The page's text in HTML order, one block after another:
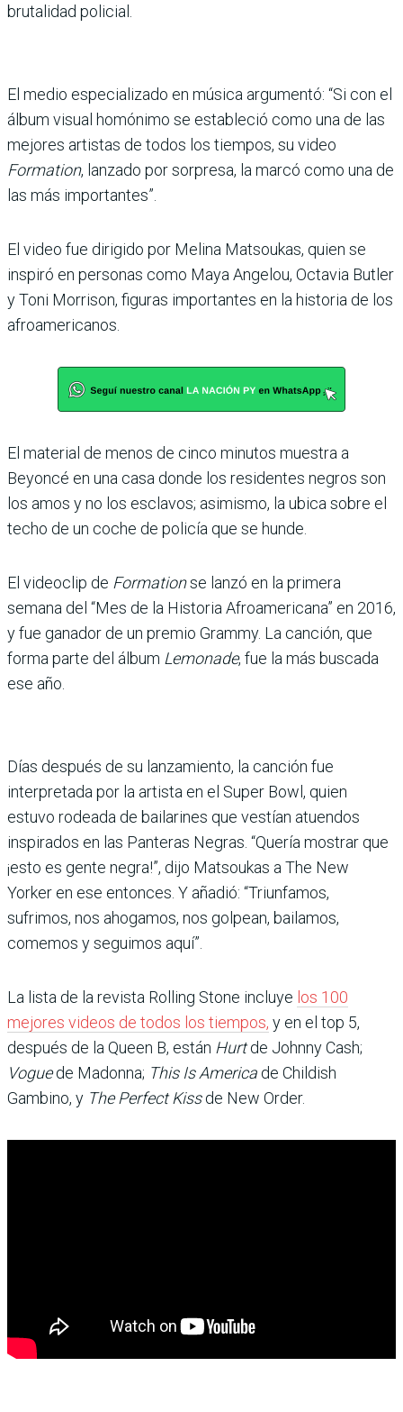
brutalidad policial.
El medio especializado en música argumentó: “Si con el
álbum visual homónimo se estableció como una de las
mejores artistas de todos los tiempos, su video
Formation, lanzado por sorpresa, la marcó como una de
las más importantes”.
El video fue dirigido por Melina Matsoukas, quien se
inspiró en personas como Maya Angelou, Octavia Butler
y Toni Morrison, figuras importantes en la historia de los
afroamericanos.
El material de menos de cinco minutos muestra a
Beyoncé en una casa donde los residentes negros son
los amos y no los esclavos; asimismo, la ubica sobre el
techo de un coche de policía que se hunde.
El videoclip de Formationse lanzó en la primera
semana del “Mes de la Historia Afroamericana” en 2016,
y fue ganador de un premio Grammy. La canción, que
forma parte del álbum Lemonade, fue la más buscada
ese año.
Días después de su lanzamiento, la canción fue
interpretada por la artista en el Super Bowl, quien
estuvo rodeada de bailarines que vestían atuendos
inspirados en las Panteras Negras. “Quería mostrar que
¡esto es gente negra!”, dijo Matsoukas a The New
Yorker en ese entonces. Y añadió: “Triunfamos,
sufrimos, nos ahogamos, nos golpean, bailamos,
comemos y seguimos aquí”.
La lista de la revista Rolling Stone incluye los 100
mejores videos de todos los tiempos, y en el top 5,
después de la Queen B, están Hurtde Johnny Cash;
Voguede Madonna; This Is America de Childish
Gambino, y The Perfect Kissde New Order.